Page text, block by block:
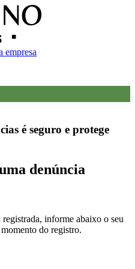
empresa
é seguro e protege
denúncia
informe abaixo o seu
do registro.